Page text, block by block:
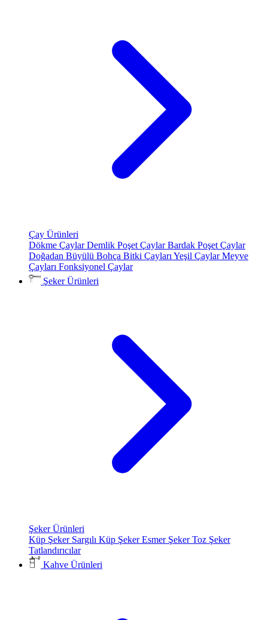
Çay Ürünleri
Dökme ÇaylarDemlik Poşet ÇaylarBardak Poşet Çaylar
Doğadan Büyülü Bohça Bitki Çayları Yeşil ÇaylarMeyve
Çayları Fonksiyonel Çaylar
Şeker Ürünleri
Şeker Ürünleri
Küp Şeker Sargılı Küp ŞekerEsmer ŞekerToz Şeker
Tatlandırıcılar
Kahve Ürünleri